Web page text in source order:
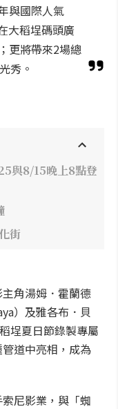
與國際人氣
大稻埕碼頭廣
更將帶來2場總
秀。
與8/15晚上8點登
街
角湯姆．霍蘭德
）及雅各布．貝
埕夏日節錄製專屬
道中亮相，成為
尼影業，與「蜘